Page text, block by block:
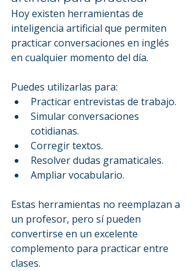
Hoy existen herramientas de
inteligencia artificial que permiten
practicar conversaciones en inglés
en cualquier momento del día.
Puedes utilizarlas para:
Practicar entrevistas de trabajo.
Simular conversaciones
cotidianas.
Corregir textos.
Resolver dudas gramaticales.
Ampliar vocabulario.
Estas herramientas no reemplazan a
un profesor, pero sí pueden
convertirse en un excelente
complemento para practicar entre
clases.